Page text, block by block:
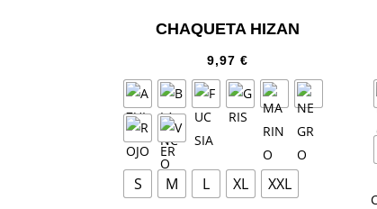
CHAQUETA HIZAN
9,97 €
S M L XL XXL